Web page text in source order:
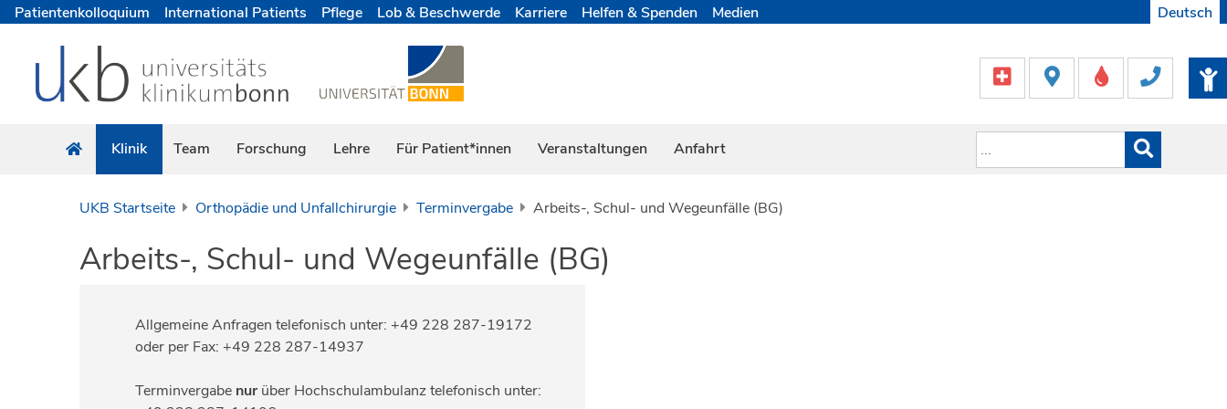
Patientenkolloquium International Patients Pflege Lob & Beschwerde Karriere Helfen & Spenden Medien Deutsch
Klinik Team Forschung Lehre Für Patient*innen Veranstaltungen Anfahrt
UKB Startseite Orthopädie und Unfallchirurgie Terminvergabe Arbeits-, Schul- und Wegeunfälle (BG)
Arbeits-, Schul- und Wegeunfälle (BG)
Allgemeine Anfragen telefonisch unter: +49 228 287-19172
oder per Fax: +49 228 287-14937
Terminvergabe nur über Hochschulambulanz telefonisch unter: